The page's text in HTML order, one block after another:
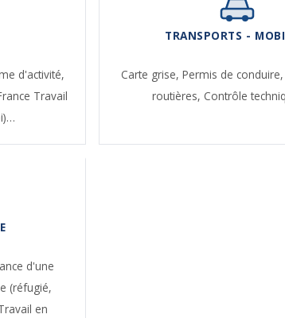
d'activité,
Travail
TRANSPORTS -
Carte grise, Permis de conduire,
routières, Contrôle
d'une
(réfugié,
en